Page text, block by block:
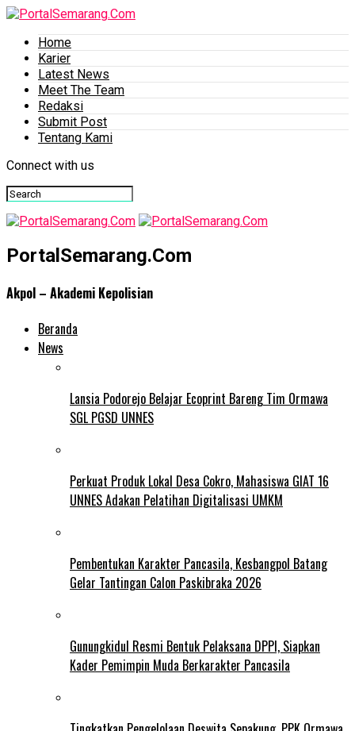
Home
Karier
Latest News
Meet The Team
Redaksi
Submit Post
Tentang Kami
Connect with us
PortalSemarang.Com
Akpol – Akademi Kepolisian
Beranda
News
Lansia Podorejo Belajar Ecoprint Bareng Tim Ormawa
SGL PGSD UNNES
Perkuat Produk Lokal Desa Cokro, Mahasiswa GIAT 16
UNNES Adakan Pelatihan Digitalisasi UMKM
Pembentukan Karakter Pancasila, Kesbangpol Batang
Gelar Tantingan Calon Paskibraka 2026
Gunungkidul Resmi Bentuk Pelaksana DPPI, Siapkan
Kader Pemimpin Muda Berkarakter Pancasila